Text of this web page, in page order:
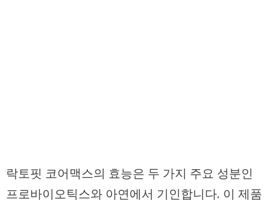
락토핏 코어맥스의 효능은 두 가지 주요 성분인
프로바이오틱스와 아연에서 기인합니다. 이 제품